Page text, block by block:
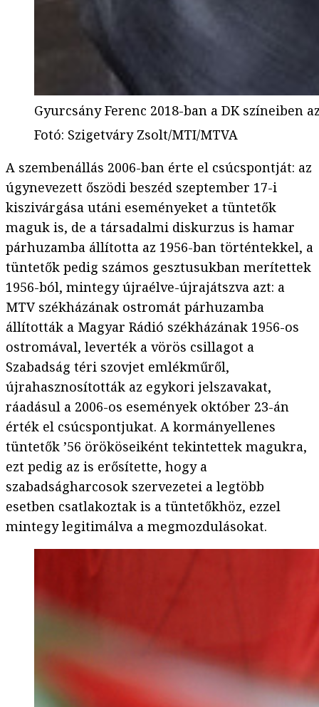
Gyurcsány Ferenc 2018-ban a DK színeiben
Fotó: Szigetváry Zsolt/MTI/MTVA
A szembenállás 2006-ban érte el csúcspontját: az
úgynevezett őszödi beszéd szeptember 17-i
kiszivárgása utáni eseményeket a tüntetők
maguk is, de a társadalmi diskurzus is hamar
párhuzamba állította az 1956-ban történtekkel, a
tüntetők pedig számos gesztusukban merítettek
1956-ból, mintegy újraélve-újrajátszva azt: a
MTV székházának ostromát párhuzamba
állították a Magyar Rádió székházának 1956-os
ostromával, leverték a vörös csillagot a
Szabadság téri szovjet emlékműről,
újrahasznosították az egykori jelszavakat,
ráadásul a 2006-os események október 23-án
érték el csúcspontjukat. A kormányellenes
tüntetők ’56 örököseiként tekintettek magukra,
ezt pedig az is erősítette, hogy a
szabadságharcosok szervezetei a legtöbb
esetben csatlakoztak is a tüntetőkhöz, ezzel
mintegy legitimálva a megmozdulásokat.